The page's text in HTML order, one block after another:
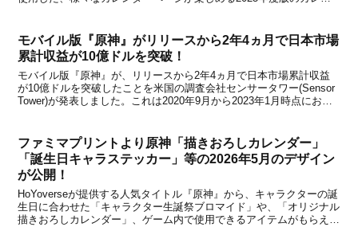
モバイル版『原神』がリリースから2年4ヵ月で日本市場
累計収益が10億ドルを突破！
モバイル版『原神』が、リリースから2年4ヵ月で日本市場累計収益
が10億ドルを突破したことを米国の調査会社センサータワー(Sensor
Tower)が発表しました。これは2020年9月から2023年1月時点におけ
ファミマプリントより原神「描きおろしカレンダー」
「誕生日キャラステッカー」等の2026年5月のデザイン
が公開！
HoYoverseが提供する人気タイトル『原神』から、キャラクターの誕
生日に合わせた「キャラクター生誕祭ブロマイド」や、「オリジナル
描きおろしカレンダー」、ゲーム内で使用できるアイテムがもらえる